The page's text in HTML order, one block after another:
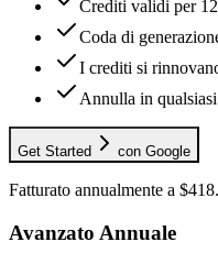
Crediti validi per
Coda di
I crediti si
Annulla in
Get Started con Google
Fatturato annualmente a
Avanzato Annuale